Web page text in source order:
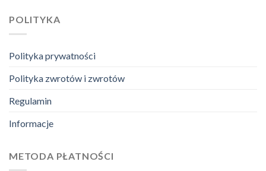
POLITYKA
Polityka prywatności
Polityka zwrotów i zwrotów
Regulamin
Informacje
METODA PŁATNOŚCI